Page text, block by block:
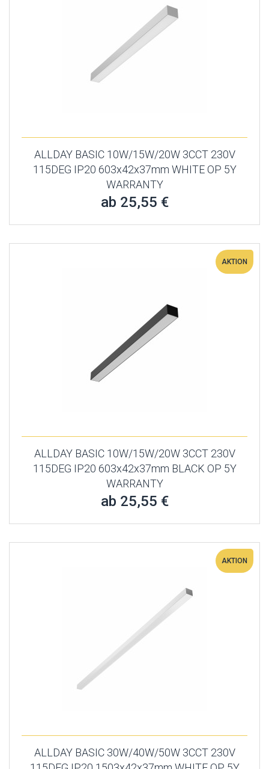
ALLDAY BASIC 10W/15W/20W 3CCT 230V
115DEG IP20 603x42x37mm WHITE OP 5Y
WARRANTY
ab 25,55 €
AKTION
ALLDAY BASIC 10W/15W/20W 3CCT 230V
115DEG IP20 603x42x37mm BLACK OP 5Y
WARRANTY
ab 25,55 €
AKTION
ALLDAY BASIC 30W/40W/50W 3CCT 230V